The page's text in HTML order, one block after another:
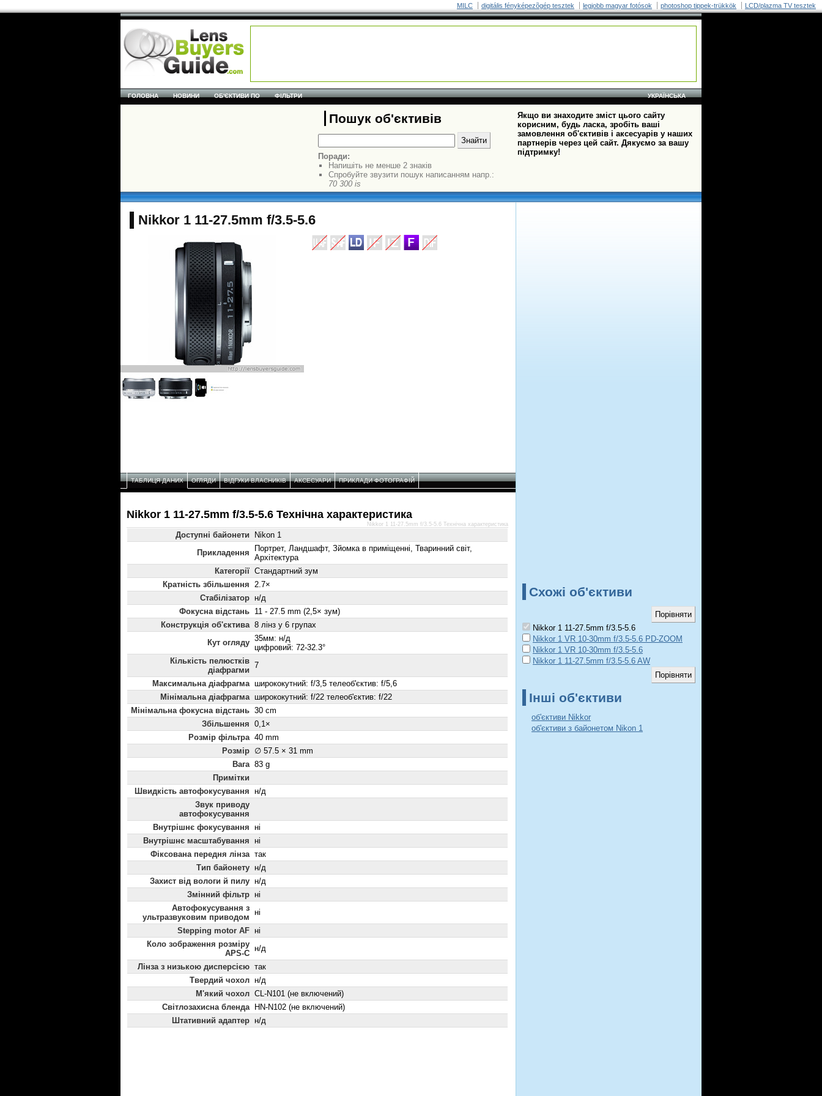
MILC digitális fényképezõgép tesztek legjobb magyar fotósok photoshop tippek-trükkök LCD/plazma TV tesztek
УКРАЇНСЬКА
ГОЛОВНА НОВИНИ ОБ'ЄКТИВИ ПО ФІЛЬТРИ
Пошук об'єктивів
Поради:
Напишіть не менше 2 знаків
Спробуйте звузити пошук написанням напр.:
70 300 is
Якщо ви знаходите зміст цього сайту
корисним, будь ласка, зробіть ваші
замовлення об'єктивів і аксесуарів у наших
партнерів через цей сайт. Дякуємо за вашу
підтримку!
Nikkor 1 11-27.5mm f/3.5-5.6
ТАБЛИЦЯ ДАНИХ ОГЛЯДИ ВІДГУКИ ВЛАСНИКІВ АКСЕСУАРИ ПРИКЛАДИ ФОТОГРАФІЙ
Nikkor 1 11-27.5mm f/3.5-5.6 Технічнa характеристикa
Доступні байонети
Nikon 1
Прикладення
Портрет, Ландшафт, Зйомка в приміщенні, Тваринний світ,
Архітектура
Категорії Стандартний зум
Кратність збільшення 2.7×
Стабілізатор н/д
Фокусна відстань 11 - 27.5 mm (2,5× зум)
Конструкція об'єктива 8 лінз у 6 групах
Кут огляду 35мм: н/д
цифровий: 72-32.3°
Кількість пелюстків
діафрагми
7
Максимальна діафрагма ширококутний: f/3,5 телеоб'єктив: f/5,6
Мінімальна діафрагма ширококутний: f/22 телеоб'єктив: f/22
Мінімальна фокусна відстань 30 cm
Збільшення 0,1×
Розмір фільтра 40 mm
Розмір ∅ 57.5 × 31 mm
Вага 83 g
Примітки
Швидкість автофокусування н/д
Звук приводу
автофокусування
Внутрішнє фокусування ні
Внутрішнє масштабування
ні
Фіксована передня лінза так
Тип байонету н/д
Захист від вологи й пилу н/д
Змінний фільтр ні
Автофокусування з
ультразвуковим приводом
ні
Stepping motor AF ні
Коло зображення розміру
APS-C
н/д
Лінза з низькою дисперсією так
Твердий чохол н/д
М'який чохол CL-N101 (не включений)
Світлозахисна бленда
HN-N102 (не включений)
Штативний адаптер н/д
Nikkor 1 11-27.5mm f/3.5-5.6 Технічнa характеристикa
Схожі об'єктиви
Nikkor 1 11-27.5mm f/3.5-5.6
Nikkor 1 VR 10-30mm f/3.5-5.6 PD-ZOOM
Nikkor 1 VR 10-30mm f/3.5-5.6
Nikkor 1 11-27.5mm f/3.5-5.6 AW
Інші об'єктиви
об'єктиви Nikkor
об'єктиви з байонетом Nikon 1